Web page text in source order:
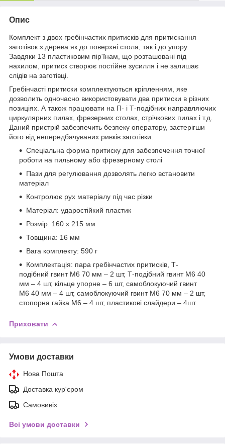
Опис
Комплект з двох гребінчастих притисків для притискання
заготівок з дерева як до поверхні стола, так і до упору.
Завдяки 13 пластиковим пір'їнам, що розташовані під
нахилом, притиск створює постійне зусилля і не залишає
слідів на заготівці.
Гребінчасті притиски комплектуються кріпленням, яке
дозволить одночасно використовувати два притиски в різних
позиціях. А також працювати на П- і Т-подібних направляючих
циркулярних пилах, фрезерних столах, стрічкових пилах і т.д.
Даний пристрій забезпечить безпеку оператору, застерігши
його від непередбачуваних ривків заготівки.
Спеціальна форма притиску для забезпечення точної
роботи на пильному або фрезерному столі
Пази для регулювання дозволять легко встановити
матеріал
Контролює рух матеріалу під час різки
Матеріал: ударостійкий пластик
Розмір: 160 х 215 мм
Товщина: 16 мм
Вага комплекту: 590 г
Комплектація: пара гребінчастих притисків, Т-
подібний гвинт М6 70 мм – 2 шт, Т-подібний гвинт М6 40
мм – 4 шт, кільце упорне – 6 шт, самоблокуючий гвинт
М6 40 мм – 4 шт, самоблокуючий гвинт М6 70 мм – 2 шт,
стопорна гайка М6 – 4 шт, пластикові слайдери – 4шт
Приховати
Умови доставки
Нова Пошта
Доставка кур'єром
Самовивіз
Всі умови доставки